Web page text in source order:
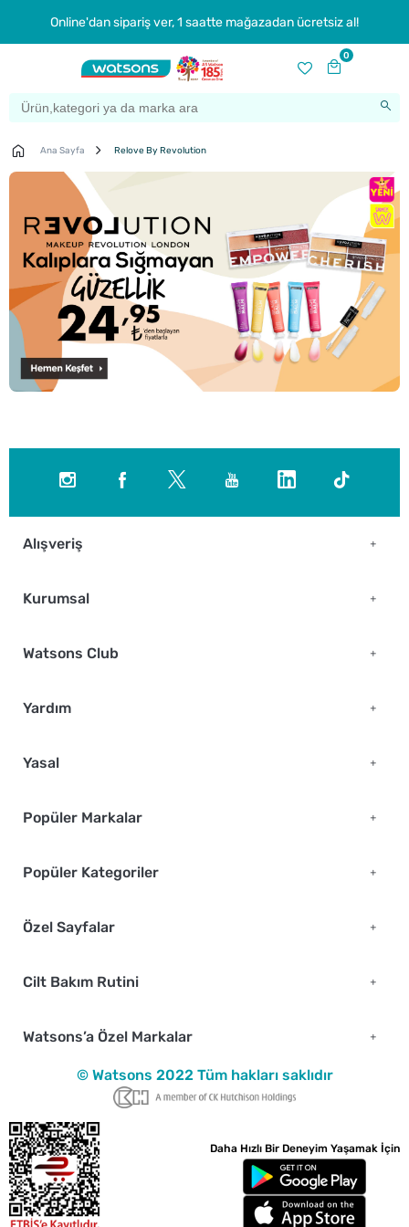
Online'dan sipariş ver, 1 saatte mağazadan ücretsiz al!
0
Ana Sayfa Relove By Revolution
Alışveriş
Kurumsal
Watsons Club
Yardım
Yasal
Popüler Markalar
Popüler Kategoriler
Özel Sayfalar
Cilt Bakım Rutini
Watsons’a Özel Markalar
© Watsons 2022 Tüm hakları saklıdır
Daha Hızlı Bir Deneyim Yaşamak İçin